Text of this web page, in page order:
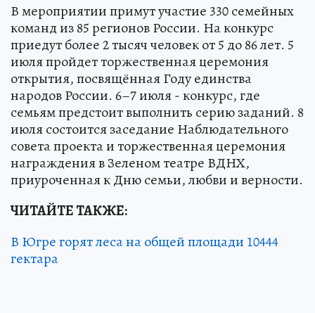
В мероприятии примут участие 330 семейных
команд из 85 регионов России. На конкурс
приедут более 2 тысяч человек от 5 до 86 лет. 5
июля пройдет торжественная церемония
открытия, посвящённая Году единства
народов России. 6–7 июля - конкурс, где
семьям предстоит выполнить серию заданий. 8
июля состоится заседание Наблюдательного
совета проекта и торжественная церемония
награждения в Зеленом театре ВДНХ,
приуроченная к Дню семьи, любви и верности.
ЧИТАЙТЕ ТАКЖЕ:
В Югре горят леса на общей площади 10444
гектара